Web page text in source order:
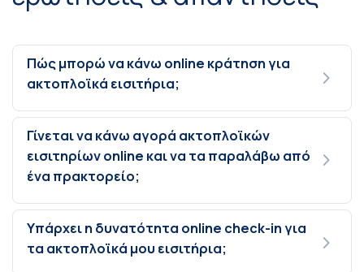
Πώς μπορώ να κάνω online κράτηση για
ακτοπλοϊκά εισιτήρια;
Γίνεται να κάνω αγορά ακτοπλοϊκών
εισιτηρίων online και να τα παραλάβω από
ένα πρακτορείο;
Υπάρχει η δυνατότητα online check-in για
τα ακτοπλοϊκά μου εισιτήρια;